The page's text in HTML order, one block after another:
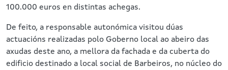
100.000 euros en distintas achegas.
De feito, a responsable autonómica visitou dúas
actuacións realizadas polo Goberno local ao abeiro das
axudas deste ano, a mellora da fachada e da cuberta do
edificio destinado a local social de Barbeiros, no núcleo do